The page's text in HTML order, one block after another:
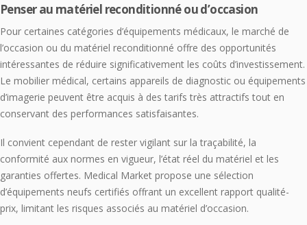
Penser au matériel reconditionné ou d’occasion
Pour certaines catégories d’équipements médicaux, le marché de
l’occasion ou du matériel reconditionné offre des opportunités
intéressantes de réduire significativement les coûts d’investissement.
Le mobilier médical, certains appareils de diagnostic ou équipements
d’imagerie peuvent être acquis à des tarifs très attractifs tout en
conservant des performances satisfaisantes.
Il convient cependant de rester vigilant sur la traçabilité, la
conformité aux normes en vigueur, l’état réel du matériel et les
garanties offertes. Medical Market propose une sélection
d’équipements neufs certifiés offrant un excellent rapport qualité-
prix, limitant les risques associés au matériel d’occasion.